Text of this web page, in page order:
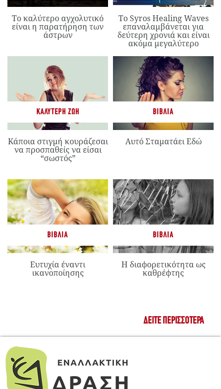
Το καλύτερο αγχολυτικό
είναι η παρατήρηση των
άστρων
Το Syros Healing Waves
επαναλαμβάνεται για
δεύτερη χρονιά και είναι
ακόμα μεγαλύτερο
ΚΑΛΎΤΕΡΗ ΖΩΉ
Κάποια στιγμή κουράζεσαι
να προσπαθείς να είσαι
“σωστός”
ΒΙΒΛΊΑ
Αυτό Σταματάει Εδώ
ΒΙΒΛΊΑ
Ευτυχία έναντι
ικανοποίησης
ΒΙΒΛΊΑ
Η διαφορετικότητα ως
καθρέφτης
ΔΕΊΤΕ ΠΕΡΙΣΣΌΤΕΡΑ